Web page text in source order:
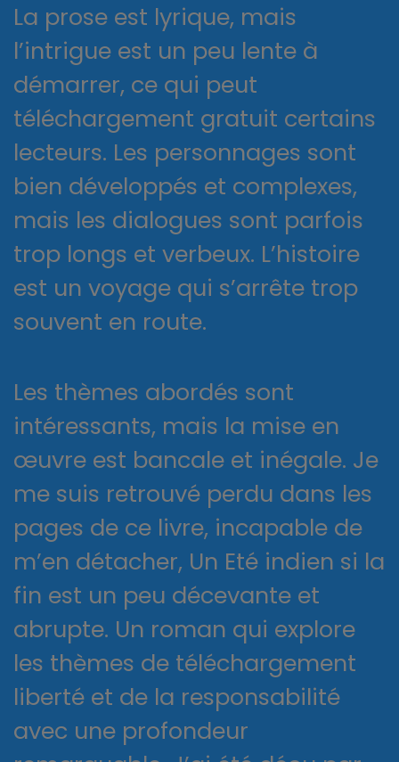
La prose est lyrique, mais
l’intrigue est un peu lente à
démarrer, ce qui peut
téléchargement gratuit certains
lecteurs. Les personnages sont
bien développés et complexes,
mais les dialogues sont parfois
trop longs et verbeux. L’histoire
est un voyage qui s’arrête trop
souvent en route.
Les thèmes abordés sont
intéressants, mais la mise en
œuvre est bancale et inégale. Je
me suis retrouvé perdu dans les
pages de ce livre, incapable de
m’en détacher, Un Eté indien si la
fin est un peu décevante et
abrupte. Un roman qui explore
les thèmes de téléchargement
liberté et de la responsabilité
avec une profondeur